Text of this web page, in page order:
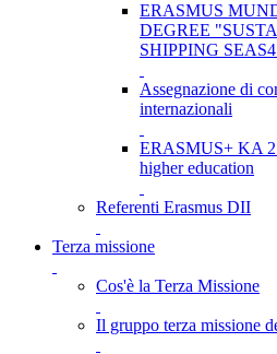
ERASMUS
DEGREE
SHIPPING
Assegnazione di
internazionali
ERASMUS+ KA 2
higher education
Referenti Erasmus DII
Terza missione
Cos'è la Terza Missione
Il gruppo terza missione